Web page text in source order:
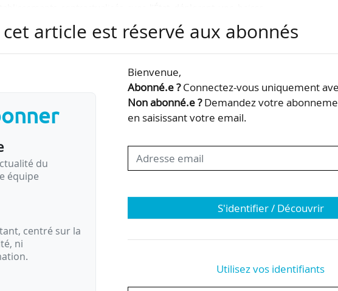
7 % en 2014 et de 13 % en 2013. L’équilibre financier des
cet article est réservé aux abonnés
du
équipe
centré sur la
ni
Bienvenue,
Abonné.e ?Connectez-vous uniquement
Non abonné.e ?Demandez votre
en saisissant votre email.
S'identifier / Découvrir
Utilisez vos identifiants